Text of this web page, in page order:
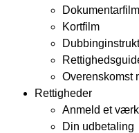
Dokumentarfilm
Kortfilm
Overenskomst
Rettigheder
Anmeld et værk
Din udbetaling